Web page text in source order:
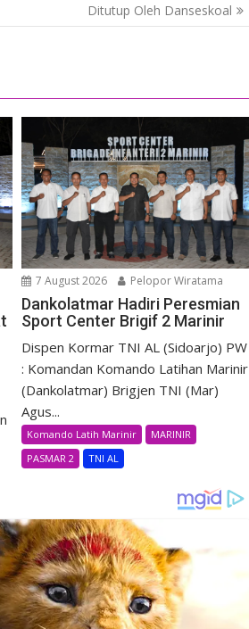
Ditutup Oleh Danseskoal
7 August 2026 Pelopor Wiratama
Dankolatmar Hadiri Peresmian
Sport Center Brigif 2 Marinir
Dispen Kormar TNI AL (Sidoarjo) PW
: Komandan Komando Latihan Marinir
(Dankolatmar) Brigjen TNI (Mar)
Agus...
Komando Latih Marinir
MARINIR
PASMAR 2
TNI AL